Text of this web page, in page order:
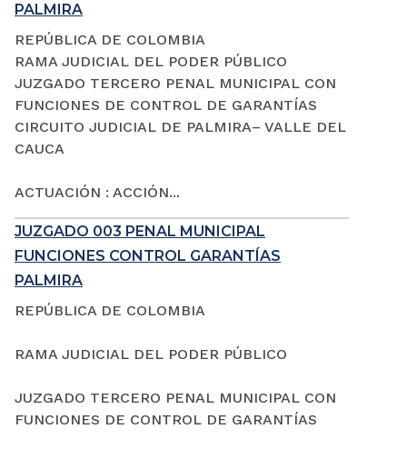
PALMIRA
REPÚBLICA DE COLOMBIA
RAMA JUDICIAL DEL PODER PÚBLICO
JUZGADO TERCERO PENAL MUNICIPAL CON
FUNCIONES DE CONTROL DE GARANTÍAS
CIRCUITO JUDICIAL DE PALMIRA– VALLE DEL
CAUCA
ACTUACIÓN : ACCIÓN...
JUZGADO 003 PENAL MUNICIPAL
FUNCIONES CONTROL GARANTÍAS
PALMIRA
REPÚBLICA DE COLOMBIA
RAMA JUDICIAL DEL PODER PÚBLICO
JUZGADO TERCERO PENAL MUNICIPAL CON
FUNCIONES DE CONTROL DE GARANTÍAS